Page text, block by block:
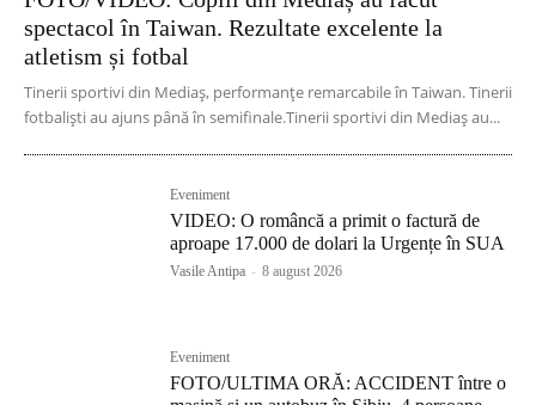
spectacol în Taiwan. Rezultate excelente la
atletism și fotbal
Tinerii sportivi din Mediaș, performanțe remarcabile în Taiwan. Tinerii
fotbaliști au ajuns până în semifinale.Tinerii sportivi din Mediaș au...
Eveniment
VIDEO: O româncă a primit o factură de
aproape 17.000 de dolari la Urgențe în SUA
Vasile Antipa - 8 august 2026
Eveniment
FOTO/ULTIMA ORĂ: ACCIDENT între o